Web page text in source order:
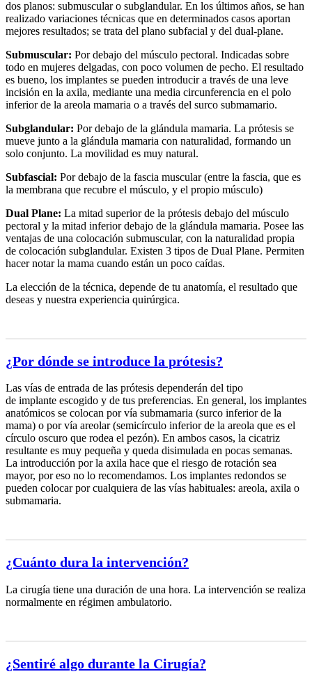
dos planos: submuscular o subglandular. En los últimos años, se han
realizado variaciones técnicas que en determinados casos aportan
mejores resultados; se trata del plano subfacial y del dual-plane.
Submuscular: Por debajo del músculo pectoral. Indicadas sobre
todo en mujeres delgadas, con poco volumen de pecho. El resultado
es bueno, los implantes se pueden introducir a través de una leve
incisión en la axila, mediante una media circunferencia en el polo
inferior de la areola mamaria o a través del surco submamario.
Subglandular: Por debajo de la glándula mamaria. La prótesis se
mueve junto a la glándula mamaria con naturalidad, formando un
solo conjunto. La movilidad es muy natural.
Subfascial: Por debajo de la fascia muscular (entre la fascia, que es
la membrana que recubre el músculo, y el propio músculo)
Dual Plane: La mitad superior de la prótesis debajo del músculo
pectoral y la mitad inferior debajo de la glándula mamaria. Posee las
ventajas de una colocación submuscular, con la naturalidad propia
de colocación subglandular. Existen 3 tipos de Dual Plane. Permiten
hacer notar la mama cuando están un poco caídas.
La elección de la técnica, depende de tu anatomía, el resultado que
deseas y nuestra experiencia quirúrgica.
¿Por dónde se introduce la prótesis?
Las vías de entrada de las prótesis dependerán del tipo
de implante escogido y de tus preferencias. En general, los implantes
anatómicos se colocan por vía submamaria (surco inferior de la
mama) o por vía areolar (semicírculo inferior de la areola que es el
círculo oscuro que rodea el pezón). En ambos casos, la cicatriz
resultante es muy pequeña y queda disimulada en pocas semanas.
La introducción por la axila hace que el riesgo de rotación sea
mayor, por eso no lo recomendamos. Los implantes redondos se
pueden colocar por cualquiera de las vías habituales: areola, axila o
submamaria.
¿Cuánto dura la intervención?
La cirugía tiene una duración de una hora. La intervención se realiza
normalmente en régimen ambulatorio.
¿Sentiré algo durante la Cirugía?